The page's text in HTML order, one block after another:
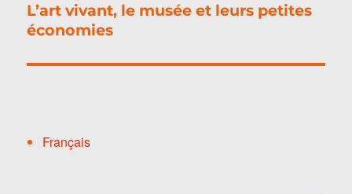
Publication
suivante :
L’art vivant, le musée et leurs petites
économies
Français